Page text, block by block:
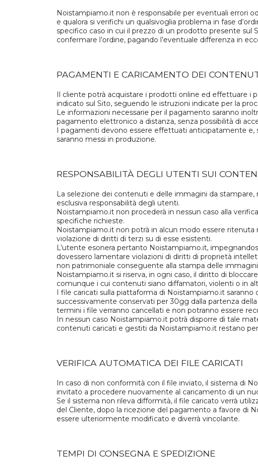
Noistampiamo.it non è responsabile per eventuali errori
e qualora si verifichi un qualsivoglia problema in fase
specifico caso in cui il prezzo di un prodotto presente sul
confermare l’ordine, pagando l’eventuale differenza in
PAGAMENTI E CARICAMENTO DEI
Il cliente potrà acquistare i prodotti online ed effettuare i
indicato sul Sito, seguendo le istruzioni indicate per la
Le informazioni necessarie per il pagamento saranno
pagamento elettronico a distanza, senza possibilità di
I pagamenti devono essere effettuati anticipatamente e,
saranno messi in produzione.
RESPONSABILITÀ DEGLI UTENTI SUI
La selezione dei contenuti e delle immagini da stampare,
esclusiva responsabilità degli utenti.
Noistampiamo.it non procederà in nessun caso alla
specifiche richieste.
Noistampiamo.it non potrà in alcun modo essere
violazione di diritti di terzi su di esse esistenti.
L’utente esonera pertanto Noistampiamo.it,
dovessero lamentare violazioni di diritti di proprietà
non patrimoniale conseguente alla stampa delle
Noistampiamo.it si riserva, in ogni caso, il diritto di
comunque i cui contenuti siano diffamatori, violenti o in
I file caricati sulla piattaforma di Noistampiamo.it
successivamente conservati per 30gg dalla partenza
termini i file verranno cancellati e non potranno essere
In nessun caso Noistampiamo.it potrà disporre di tale
contenuti caricati e gestiti da Noistampiamo.it restano
VERIFICA AUTOMATICA DEI FILE CARICATI
In caso di non conformità con il file inviato, il sistema di
invitato a procedere nuovamente al caricamento di un
Se il sistema non rileva difformità, il file caricato verrà
del Cliente, dopo la ricezione del pagamento a favore di
essere ulteriormente modificato e diverrà vincolante.
TEMPI DI CONSEGNA E SPEDIZIONE